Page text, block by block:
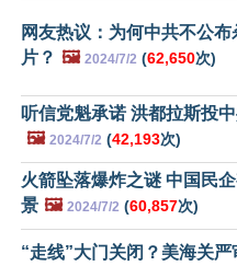
网友热议：为何中共不公
片？ 🖼️ 2024/7/2 (62,650次)
听信党魁承诺 洪都拉斯投
🖼️ 2024/7/2 (42,193次)
火箭坠落爆炸之谜 中国民
景 🖼️ 2024/7/2 (60,857次)
“走线”大门关闭？美海关